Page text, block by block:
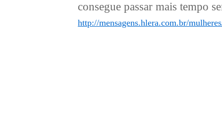
consegue passar mais tempo
http://mensagens.hlera.com.br/